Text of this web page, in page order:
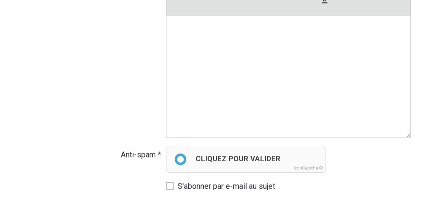
Anti-spam CLIQUEZ POUR VALIDER
IconCaptcha ©
S'abonner par e-mail au sujet